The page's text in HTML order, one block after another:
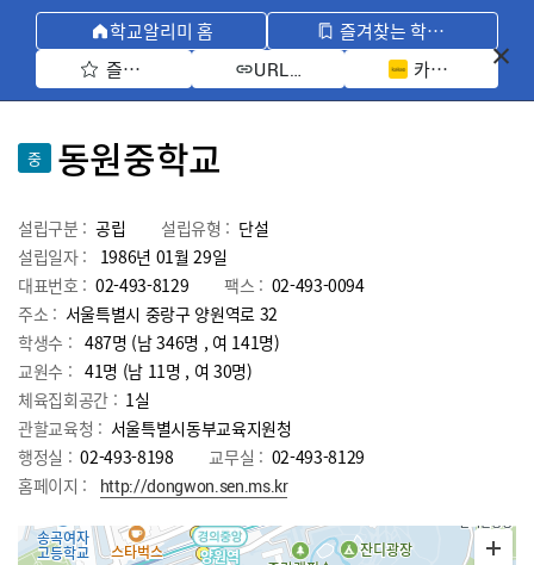
학교알리미 홈
즐겨찾는 학교 모아보기
즐겨찾기 선택
URL 복사 카카오톡 공유
중 동원중학교
설립구분 : 공립 설립유형 : 단설
설립일자 :
1986년 01월 29일
대표번호 : 02-493-8129 팩스 : 02-493-0094
주소 : 서울특별시 중랑구 양원역로 32
학생수 : 487명 (남 346명 , 여 141명)
교원수 : 41명 (남 11명 , 여 30명)
체육집회공간 : 1실
관할교육청 : 서울특별시동부교육지원청
행정실 : 02-493-8198 교무실 : 02-493-8129
홈페이지 :
http://dongwon.sen.ms.kr